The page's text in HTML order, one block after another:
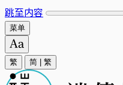
跳至内容
菜单
繁 简 繁